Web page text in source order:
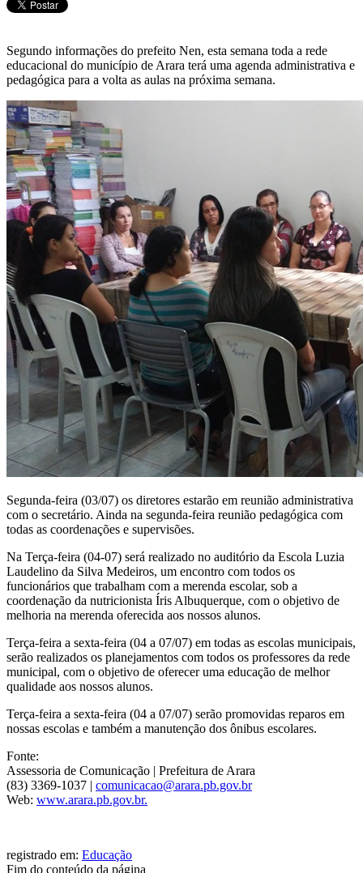
Segundo informações do prefeito Nen, esta semana toda a rede
educacional do município de Arara terá uma agenda administrativa e
pedagógica para a volta as aulas na próxima semana.
Segunda-feira (03/07) os diretores estarão em reunião administrativa
com o secretário. Ainda na segunda-feira reunião pedagógica com
todas as coordenações e supervisões.
Na Terça-feira (04-07) será realizado no auditório da Escola Luzia
Laudelino da Silva Medeiros, um encontro com todos os
funcionários que trabalham com a merenda escolar, sob a
coordenação da nutricionista Íris Albuquerque, com o objetivo de
melhoria na merenda oferecida aos nossos alunos.
Terça-feira a sexta-feira (04 a 07/07) em todas as escolas municipais,
serão realizados os planejamentos com todos os professores da rede
municipal, com o objetivo de oferecer uma educação de melhor
qualidade aos nossos alunos.
Terça-feira a sexta-feira (04 a 07/07) serão promovidas reparos em
nossas escolas e também a manutenção dos ônibus escolares.
Fonte:
Assessoria de Comunicação | Prefeitura de Arara
(83) 3369-1037 | comunicacao@arara.pb.gov.br
Web: www.arara.pb.gov.br.
registrado em: Educação
Fim do conteúdo da página